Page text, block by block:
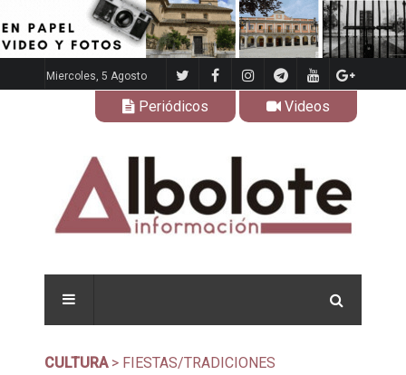
Miercoles, 5 Agosto
Periódicos Videos
CULTURA> FIESTAS/TRADICIONES